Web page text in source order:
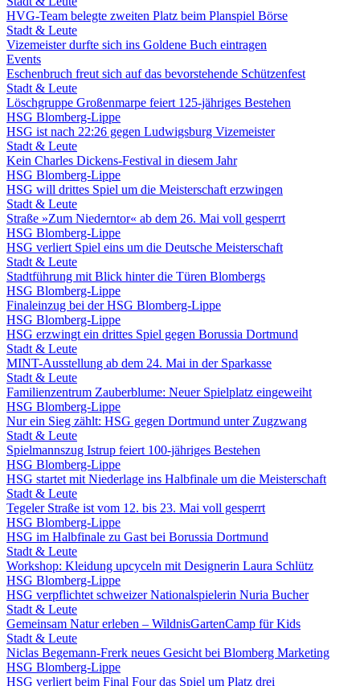
HVG-Team belegte zweiten Platz beim Planspiel Börse
Stadt & Leute
Vizemeister durfte sich ins Goldene Buch eintragen
Events
Eschenbruch freut sich auf das bevorstehende Schützenfest
Stadt & Leute
Löschgruppe Großenmarpe feiert 125-jähriges Bestehen
HSG Blomberg-Lippe
HSG ist nach 22:26 gegen Ludwigsburg Vizemeister
Stadt & Leute
Kein Charles Dickens-Festival in diesem Jahr
HSG Blomberg-Lippe
HSG will drittes Spiel um die Meisterschaft erzwingen
Stadt & Leute
Straße »Zum Niederntor« ab dem 26. Mai voll gesperrt
HSG Blomberg-Lippe
HSG verliert Spiel eins um die Deutsche Meisterschaft
Stadt & Leute
Stadtführung mit Blick hinter die Türen Blombergs
HSG Blomberg-Lippe
Finaleinzug bei der HSG Blomberg-Lippe
HSG Blomberg-Lippe
HSG erzwingt ein drittes Spiel gegen Borussia Dortmund
Stadt & Leute
MINT-Ausstellung ab dem 24. Mai in der Sparkasse
Stadt & Leute
Familienzentrum Zauberblume: Neuer Spielplatz eingeweiht
HSG Blomberg-Lippe
Nur ein Sieg zählt: HSG gegen Dortmund unter Zugzwang
Stadt & Leute
Spielmannszug Istrup feiert 100-jähriges Bestehen
HSG Blomberg-Lippe
HSG startet mit Niederlage ins Halbfinale um die Meisterschaft
Stadt & Leute
Tegeler Straße ist vom 12. bis 23. Mai voll gesperrt
HSG Blomberg-Lippe
HSG im Halbfinale zu Gast bei Borussia Dortmund
Stadt & Leute
Workshop: Kleidung upcyceln mit Designerin Laura Schlütz
HSG Blomberg-Lippe
HSG verpflichtet schweizer Nationalspielerin Nuria Bucher
Stadt & Leute
Gemeinsam Natur erleben – WildnisGartenCamp für Kids
Stadt & Leute
Niclas Begemann-Frerk neues Gesicht bei Blomberg Marketing
HSG Blomberg-Lippe
HSG verliert beim Final Four das Spiel um Platz drei